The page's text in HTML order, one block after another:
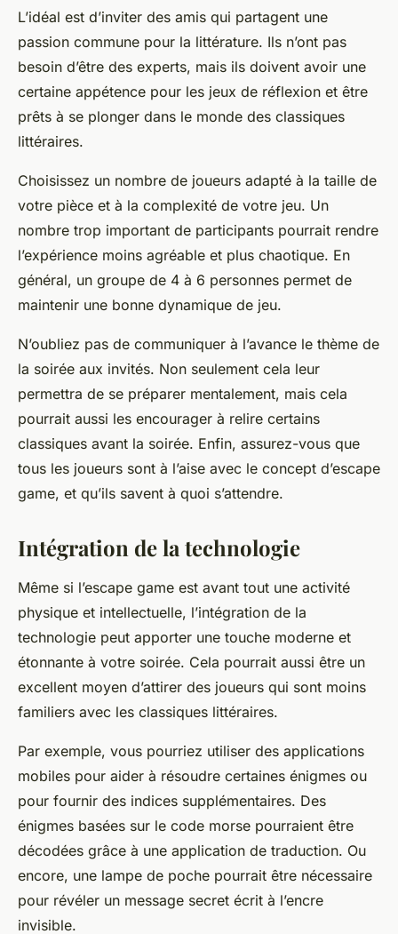
L’idéal est d’inviter des amis qui partagent une
passion commune pour la littérature. Ils n’ont pas
besoin d’être des experts, mais ils doivent avoir une
certaine appétence pour les jeux de réflexion et être
prêts à se plonger dans le monde des classiques
littéraires.
Choisissez un nombre de joueurs adapté à la taille de
votre pièce et à la complexité de votre jeu. Un
nombre trop important de participants pourrait rendre
l’expérience moins agréable et plus chaotique. En
général, un groupe de 4 à 6 personnes permet de
maintenir une bonne dynamique de jeu.
N’oubliez pas de communiquer à l’avance le thème de
la soirée aux invités. Non seulement cela leur
permettra de se préparer mentalement, mais cela
pourrait aussi les encourager à relire certains
classiques avant la soirée. Enfin, assurez-vous que
tous les joueurs sont à l’aise avec le concept d’escape
game, et qu’ils savent à quoi s’attendre.
Intégration de la technologie
Même si l’escape game est avant tout une activité
physique et intellectuelle, l’intégration de la
technologie peut apporter une touche moderne et
étonnante à votre soirée. Cela pourrait aussi être un
excellent moyen d’attirer des joueurs qui sont moins
familiers avec les classiques littéraires.
Par exemple, vous pourriez utiliser des applications
mobiles pour aider à résoudre certaines énigmes ou
pour fournir des indices supplémentaires. Des
énigmes basées sur le code morse pourraient être
décodées grâce à une application de traduction. Ou
encore, une lampe de poche pourrait être nécessaire
pour révéler un message secret écrit à l’encre
invisible.